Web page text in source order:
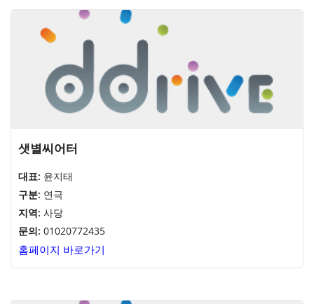
샛별씨어터
대표: 윤지태
구분: 연극
지역: 사당
문의: 01020772435
홈페이지 바로가기